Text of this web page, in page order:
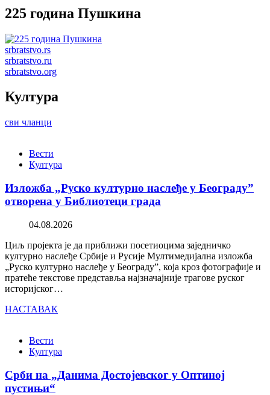
225 година Пушкина
srbratstvo.rs
srbratstvo.ru
srbratstvo.org
Култура
сви чланци
Вести
Култура
Изложба „Руско културно наслеђе у Београду”
отворена у Библиотеци града
04.08.2026
Циљ пројекта је да приближи посетиоцима заједничко
културно наслеђе Србије и Русије Мултимедијална изложба
„Руско културно наслеђе у Београду”, која кроз фотографије и
пратеће текстове представља најзначајније трагове руског
историјског…
НАСТАВАК
Вести
Култура
Срби на „Данима Достојевског у Оптиној
пустињи“